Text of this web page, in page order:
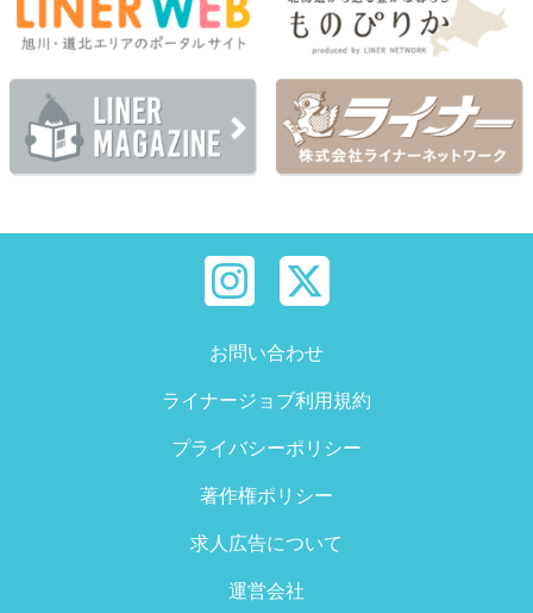
お問い合わせ
ライナージョブ利用規約
プライバシーポリシー
著作権ポリシー
求人広告について
運営会社